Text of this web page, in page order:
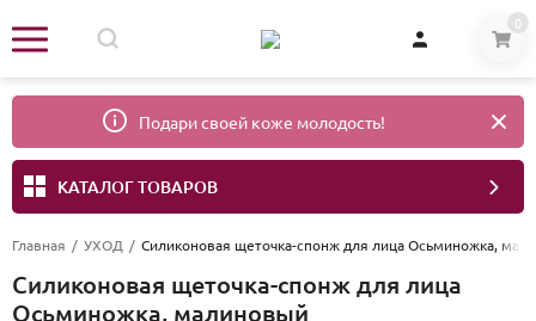
0
Подари своей коже молодость!
КАТАЛОГ ТОВАРОВ
Главная / УХОД / Силиконовая щеточка-спонж для лица Осьминожка,
Силиконовая щеточка-спонж для лица
Осьминожка, малиновый